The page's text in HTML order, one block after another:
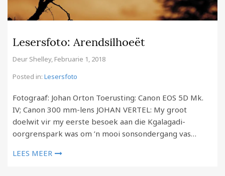
Lesersfoto: Arendsilhoeët
Deur Shelley, Februarie 1, 2018
Posted in: Lesersfoto
Fotograaf: Johan Orton Toerusting: Canon EOS 5D Mk.
IV; Canon 300 mm-lens JOHAN VERTEL: My groot
doelwit vir my eerste besoek aan die Kgalagadi-
oorgrenspark was om ’n mooi sonsondergang vas…
LEES MEER